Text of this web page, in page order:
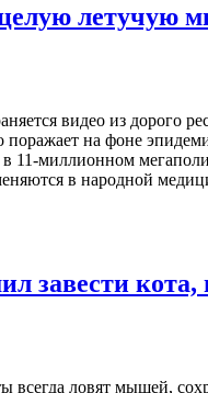
летучую
видео из дорого
поражает на фоне
11-миллионном
в народной
завести кота,
ловят мышей,